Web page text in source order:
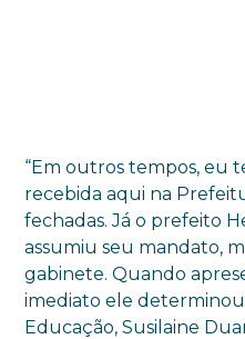
“Em outros tempos, eu
recebida aqui na
fechadas. Já o prefeito
assumiu seu mandato,
gabinete. Quando
imediato ele
Educação, Susilaine